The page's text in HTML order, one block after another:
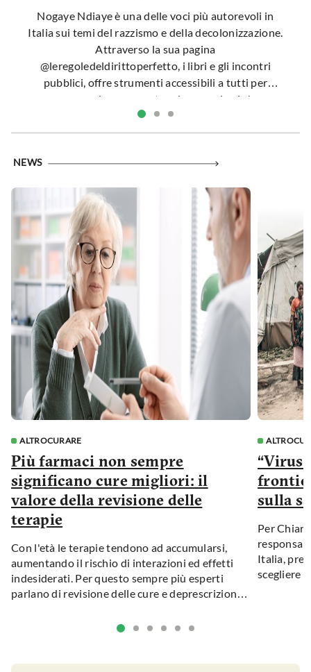
Nogaye Ndiaye è una delle voci più autorevoli in
Italia sui temi del razzismo e della decolonizzazione.
Attraverso la sua pagina
@leregoledeldirittoperfetto, i libri e gli incontri
pubblici, offre strumenti accessibili a tutti per
comprendere e smontare i meccanismi che
alimentano discriminazioni e stereotipi.
NEWS
ALTROCURARE
Più farmaci non sempre
significano cure migliori: il
valore della revisione delle
terapie
Con l'età le terapie tendono ad accumularsi,
aumentando il rischio di interazioni ed effetti
indesiderati. Per questo sempre più esperti
parlano di revisione delle cure e deprescrizione:
mantenere solo i farmaci davvero utili.
“Virus
sulla
Per
Italia,
scegliere